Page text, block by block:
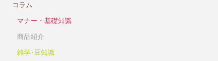
コラム
マナー・基礎知識
商品紹介
雑学･豆知識